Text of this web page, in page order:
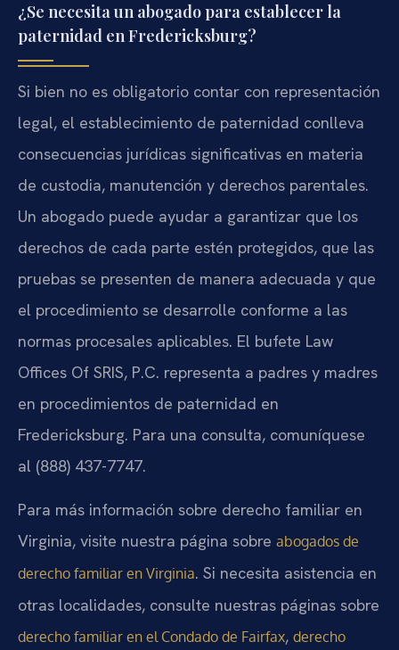
¿Se necesita un abogado para establecer la
paternidad en Fredericksburg?
Si bien no es obligatorio contar con representación
legal, el establecimiento de paternidad conlleva
consecuencias jurídicas significativas en materia
de custodia, manutención y derechos parentales.
Un abogado puede ayudar a garantizar que los
derechos de cada parte estén protegidos, que las
pruebas se presenten de manera adecuada y que
el procedimiento se desarrolle conforme a las
normas procesales aplicables. El bufete Law
Offices Of SRIS, P.C. representa a padres y madres
en procedimientos de paternidad en
Fredericksburg. Para una consulta, comuníquese
al (888) 437-7747.
Para más información sobre derecho familiar en
Virginia, visite nuestra página sobre abogados de
derecho familiar en Virginia. Si necesita asistencia en
otras localidades, consulte nuestras páginas sobre
derecho familiar en el Condado de Fairfax, derecho